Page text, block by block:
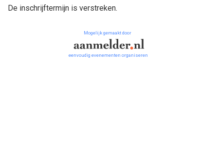
De inschrijftermijn is verstreken.
Mogelijk gemaakt door
eenvoudig evenementen organiseren